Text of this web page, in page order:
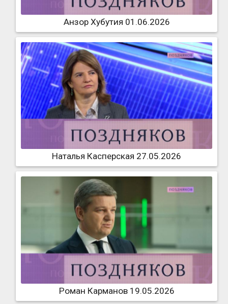
Анзор Хубутия 01.06.2026
Наталья Касперская 27.05.2026
Роман Карманов 19.05.2026